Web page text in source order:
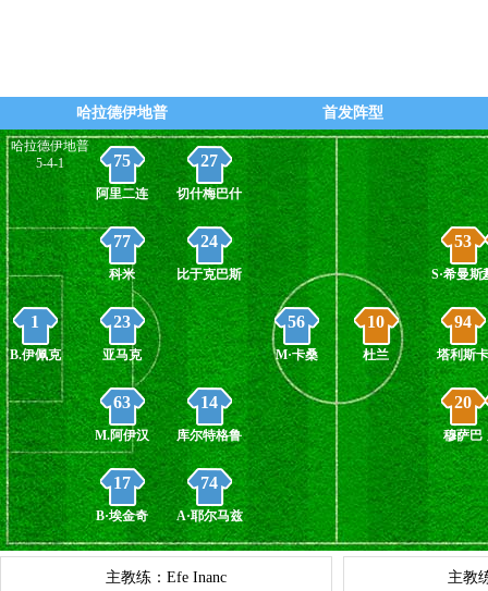
20' - 第6个角球 - (哈拉德伊地普)
直播 16' - 第5个角球 - (费内巴切)
哈拉德伊地普 首发阵型
哈拉德伊地普
5-4-1
53
S·希曼斯
94
塔利斯
20
穆萨巴
10
杜兰
1
B.伊佩克
17
B·埃金奇
63
M.阿伊汉
23
亚马克
77
科米
75
阿里二连
74
A·耶尔马兹
14
库尔特格鲁
24
比于克巴斯
27
切什梅巴什
56
M·卡桑
主教练：Efe Inanc 主教